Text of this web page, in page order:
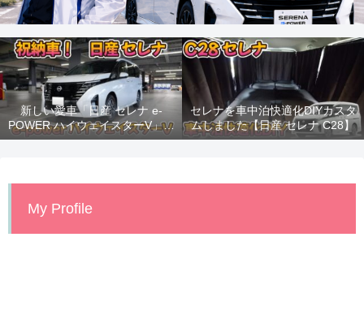
新しい愛車「日産 セレナ e-
POWER ハイウェイスターV」納
車！
セレナを車中泊快適化DIYカスタ
ムしました【日産 セレナ C28】
My Profile